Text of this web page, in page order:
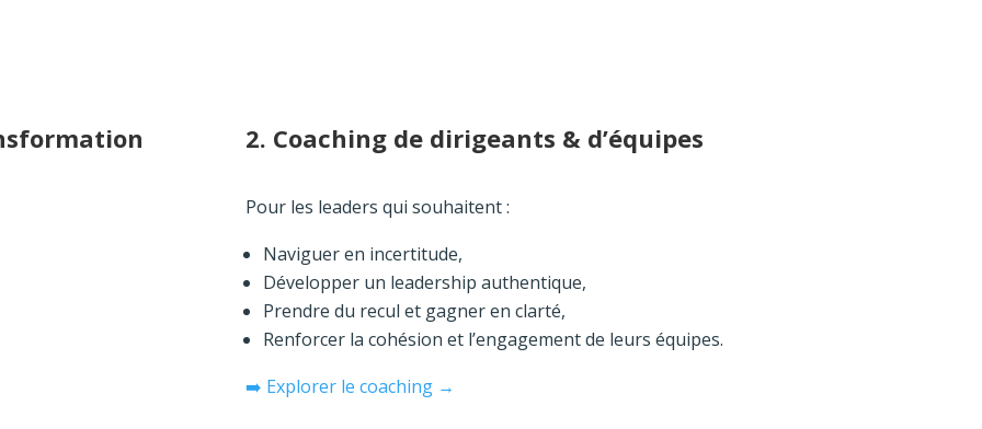
2. Coaching de dirigeants & d’équipes
Pour les leaders qui souhaitent :
Naviguer en incertitude,
Développer un leadership authentique,
Prendre du recul et gagner en clarté,
Renforcer la cohésion et l’engagement de leurs équipes.
➡️ Explorer le coaching →